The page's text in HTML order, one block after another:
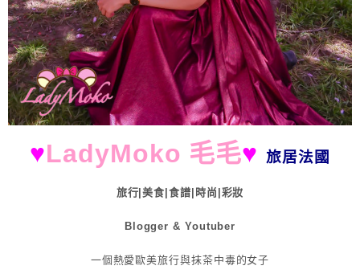
♥LadyMoko 毛毛♥ 旅居法國
旅行|美食|食譜|時尚|彩妝
Blogger & Youtuber
一個熱愛歐美旅行與抹茶中毒的女子